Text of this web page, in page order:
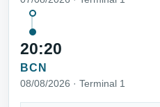
20:20
BCN
08/08/2026 · Terminal 1